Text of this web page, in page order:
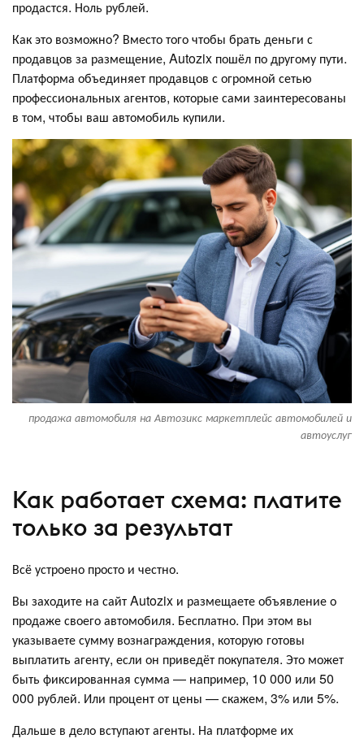
продастся. Ноль рублей.
Как это возможно? Вместо того чтобы брать деньги с
продавцов за размещение, Autozix пошёл по другому пути.
Платформа объединяет продавцов с огромной сетью
профессиональных агентов, которые сами заинтересованы
в том, чтобы ваш автомобиль купили.
продажа автомобиля на Автозикс маркетплейс автомобилей и
автоуслуг
Как работает схема: платите
только за результат
Всё устроено просто и честно.
Вы заходите на сайт Autozix и размещаете объявление о
продаже своего автомобиля. Бесплатно. При этом вы
указываете сумму вознаграждения, которую готовы
выплатить агенту, если он приведёт покупателя. Это может
быть фиксированная сумма — например, 10 000 или 50
000 рублей. Или процент от цены — скажем, 3% или 5%.
Дальше в дело вступают агенты. На платформе их